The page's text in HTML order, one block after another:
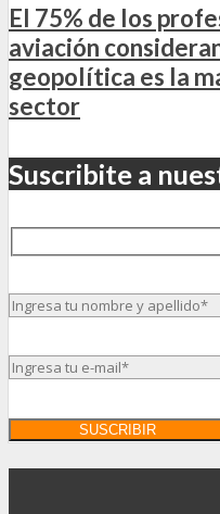
El 75% de los
aviación
geopolítica es la
sector
Suscribite a